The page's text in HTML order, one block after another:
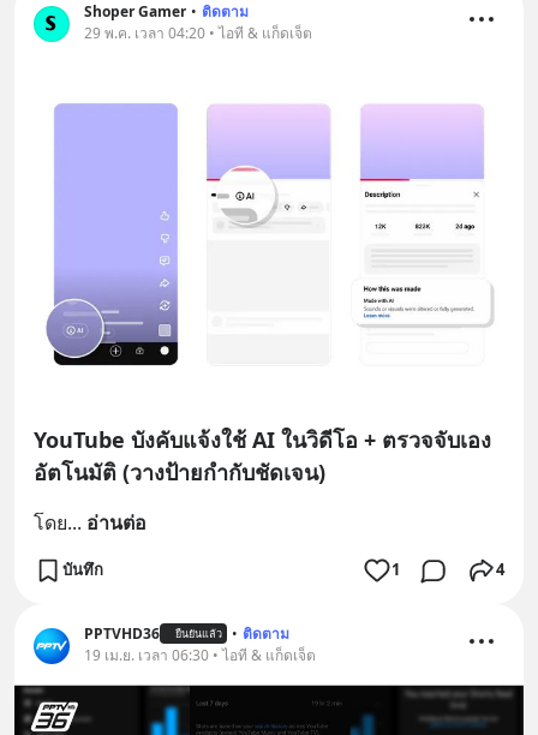
Shoper Gamer • ติดตาม
29 พ.ค. เวลา 04:20 • ไอที & แก็ดเจ็ต
YouTube บังคับแจ้งใช้ AI ในวิดีโอ + ตรวจจับเอง
อัตโนมัติ (วางป้ายกำกับชัดเจน)
โดย... อ่านต่อ
บันทึก 1 4
PPTVHD36 ยืนยันแล้ว • ติดตาม
19 เม.ย. เวลา 06:30 • ไอที & แก็ดเจ็ต